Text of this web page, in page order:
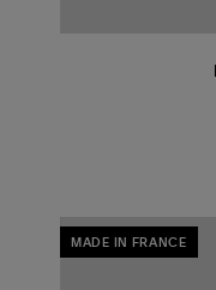
MADE IN FRANCE